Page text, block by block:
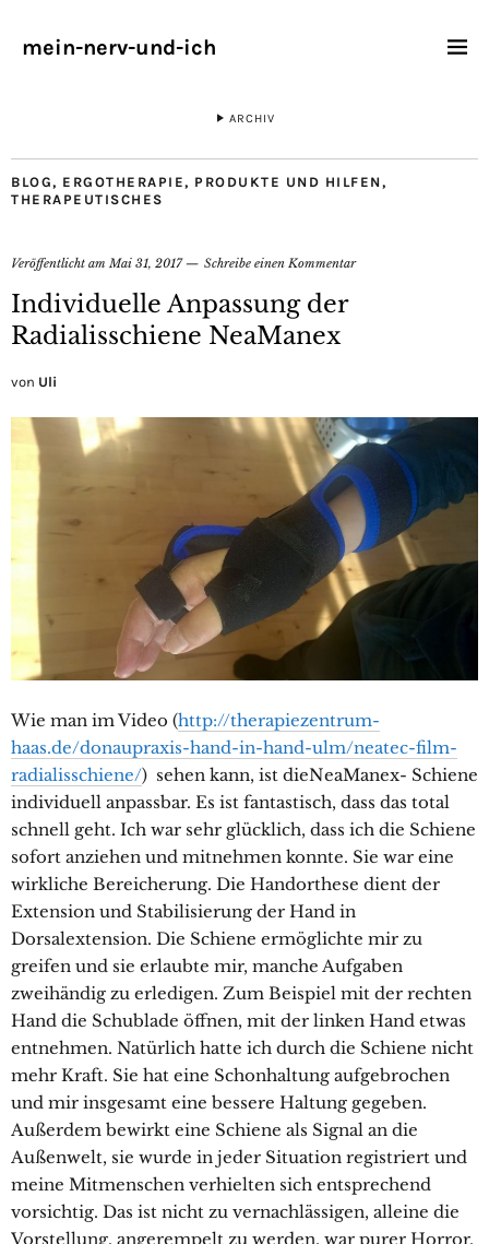
mein-nerv-und-ich
ARCHIV
BLOG, ERGOTHERAPIE, PRODUKTE UND HILFEN,
THERAPEUTISCHES
Veröffentlicht amMai 31, 2017 Schreibe einen Kommentar
Individuelle Anpassung der
Radialisschiene NeaManex
von Uli
Wie man im Video (http://therapiezentrum-
haas.de/donaupraxis-hand-in-hand-ulm/neatec-film-
radialisschiene/) sehen kann, ist dieNeaManex- Schiene
individuell anpassbar. Es ist fantastisch, dass das total
schnell geht. Ich war sehr glücklich, dass ich die Schiene
sofort anziehen und mitnehmen konnte. Sie war eine
wirkliche Bereicherung. Die Handorthese dient der
Extension und Stabilisierung der Hand in
Dorsalextension. Die Schiene ermöglichte mir zu
greifen und sie erlaubte mir, manche Aufgaben
zweihändig zu erledigen. Zum Beispiel mit der rechten
Hand die Schublade öffnen, mit der linken Hand etwas
entnehmen. Natürlich hatte ich durch die Schiene nicht
mehr Kraft. Sie hat eine Schonhaltung aufgebrochen
und mir insgesamt eine bessere Haltung gegeben.
Außerdem bewirkt eine Schiene als Signal an die
Außenwelt, sie wurde in jeder Situation registriert und
meine Mitmenschen verhielten sich entsprechend
vorsichtig. Das ist nicht zu vernachlässigen, alleine die
Vorstellung, angerempelt zu werden, war purer Horror.